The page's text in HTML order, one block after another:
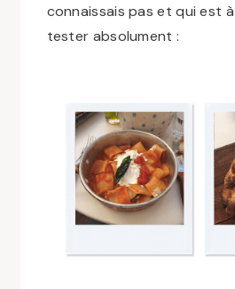
connaissais pas et qui est
tester absolument :